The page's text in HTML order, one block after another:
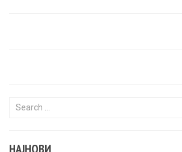
Search for:
НАЈНОВИ